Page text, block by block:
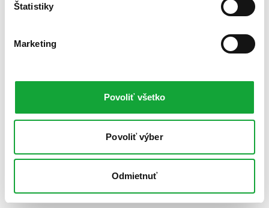
Štatistiky
Marketing
Povoliť všetko
Povoliť výber
Odmietnuť